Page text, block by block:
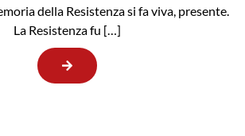
della Resistenza si fa viva, presente.
La Resistenza fu […]